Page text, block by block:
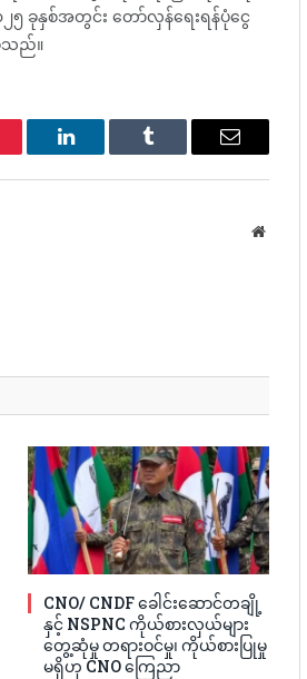
၅ ခုနှစ်အတွင်း တော်လှန်ရေးရန်ပုံငွေ
သည်။
LinkedIn Tumblr Email
Website
CNO/ CNDF ခေါင်းဆောင်တချို့
နှင့် NSPNC ကိုယ်စားလှယ်များ
တွေ့ဆုံမှု တရားဝင်မှု၊ ကိုယ်စားပြုမှု
မရှိဟု CNO ကြေညာ